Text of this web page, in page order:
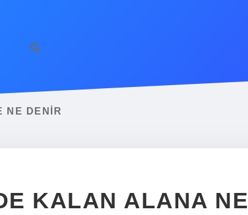
NE DENIR
KALAN ALANA NE